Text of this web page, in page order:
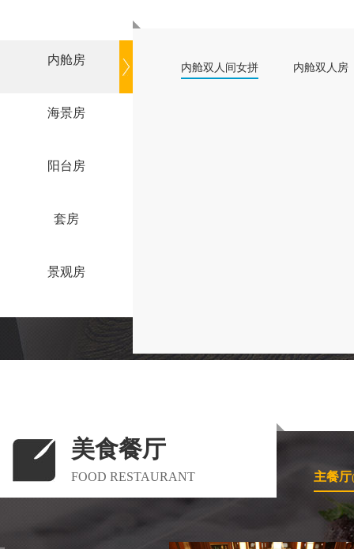
内舱房
海景房
阳台房
套房
景观房
内舱双人间女拼 内舱双人房
美食餐厅
FOOD RESTAURANT 主餐厅